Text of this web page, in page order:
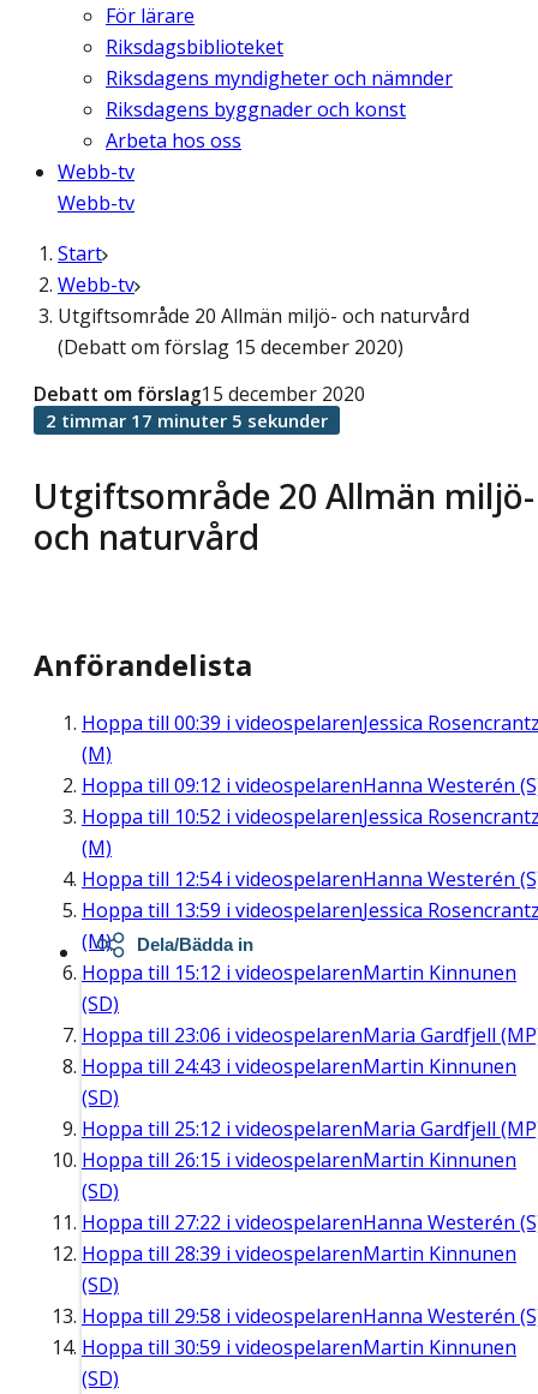
För lärare
Riksdagsbiblioteket
Riksdagens myndigheter och nämnder
Riksdagens byggnader och konst
Arbeta hos oss
Webb-tv
Webb-tv
Start
Webb-tv
Utgiftsområde 20 Allmän miljö- och naturvård
(Debatt om förslag 15 december 2020)
Utgiftsområde 20 Allmän miljö-
och naturvård
Debatt om förslag15 december 2020
2 timmar 17 minuter 5 sekunder
Anförandelista
Hoppa till 00:39 i videospelarenJessica
(M)
Hoppa till 09:12 i videospelarenHanna Westerén
Hoppa till 10:52 i videospelarenJessica
(M)
Hoppa till 12:54i videospelarenHanna Westerén
Hoppa till 13:59 i videospelarenJessica
(M)
Hoppa till 15:12 i videospelarenMartin Kinnunen
(SD)
Hoppa till 23:06 i videospelarenMaria Gardfjell
Hoppa till 24:43 i videospelarenMartin Kinnunen
(SD)
Hoppa till 25:12 i videospelarenMaria Gardfjell
Hoppa till 26:15 i videospelarenMartin Kinnunen
(SD)
Hoppa till 27:22 i videospelarenHanna Westerén
Hoppa till 28:39 i videospelarenMartin Kinnunen
(SD)
Hoppa till 29:58 i videospelarenHanna Westerén
Hoppa till 30:59 i videospelarenMartin Kinnunen
(SD)
Dela/Bädda in